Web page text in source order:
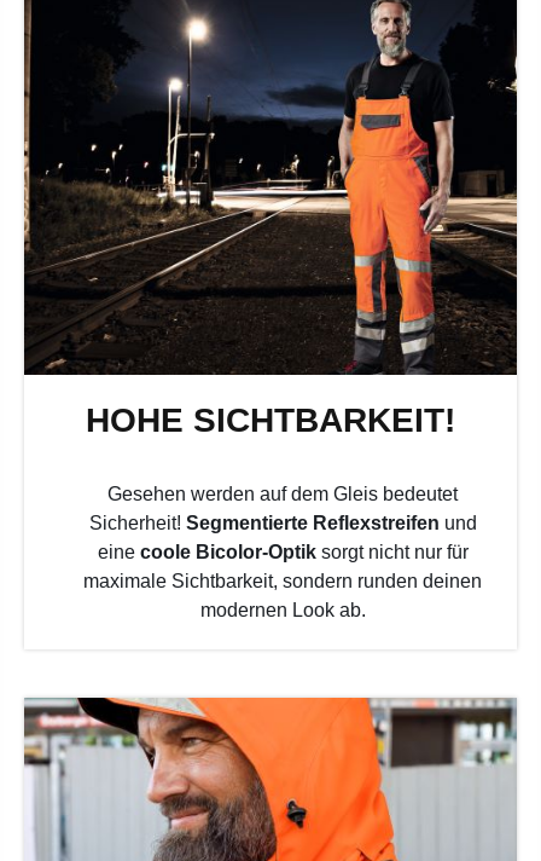
HOHE SICHTBARKEIT!
Gesehen werden auf dem Gleis bedeutet
Sicherheit! Segmentierte Reflexstreifen und
einecoole Bicolor-Optik sorgt nicht nur für
maximale Sichtbarkeit, sondern runden deinen
modernen Look ab.